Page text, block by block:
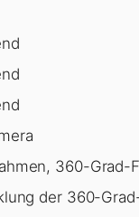
360-Grad-
der 360-